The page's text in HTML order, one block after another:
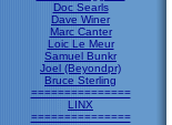
Doc Searls
Dave Winer
Marc Canter
Loic Le Meur
Samuel Bunkr
Joel (Beyondpr)
Bruce Sterling
===============
LINX
===============